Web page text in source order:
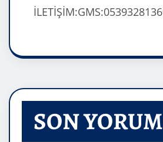
SON